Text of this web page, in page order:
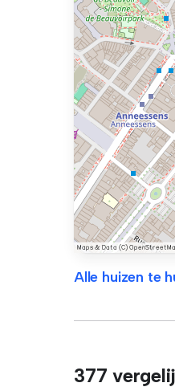
Alle huizen te
377